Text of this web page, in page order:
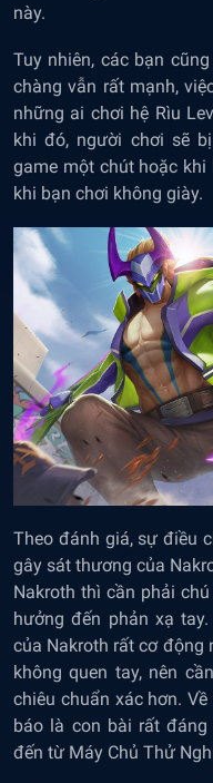
này.
Tuy nhiên, các bạn
chàng vẫn rất mạnh,
những ai chơi hệ Rìu
khi đó, người chơi sẽ
game một chút hoặc
khi bạn chơi không giày.
Theo đánh giá, sự điều
gây sát thương của
Nakroth thì cần phải
hưởng đến phản xạ
của Nakroth rất cơ động
không quen tay, nên
chiêu chuẩn xác hơn.
báo là con bài rất
đến từ Máy Chủ Thử